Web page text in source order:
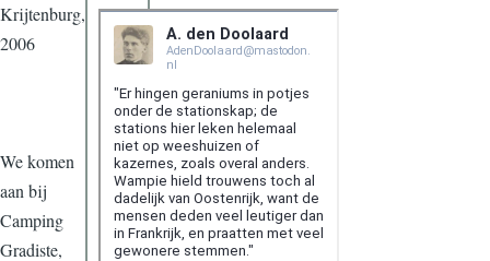
Krijtenburg,
2006
We komen
aan bij
Camping
Gradiste,